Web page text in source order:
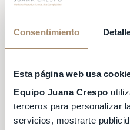
Consentimiento
Esta página web usa
Equipo Juana Crespo
terceros para personalizar
servicios, mostrarte
¿Por
estrés
retrasar